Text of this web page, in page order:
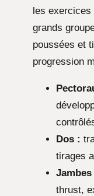
les exercices
grands
poussées et
progression
Dos :
tirages
Jambes
thrust,